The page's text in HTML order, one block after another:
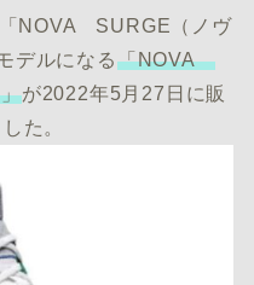
NOVA SURGE（ノヴ
デルになる「NOVA
が2022年5月27日に販
た。